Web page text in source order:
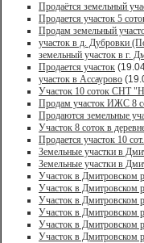
Продаётся земельный
Продается участок 5
Продам земельный
участок в д. Дубровки
земельный участок в г.
Продается участок
участок в Ассаурово
Участок 10 соток СНТ
Продам участок ИЖС 8
Продаются земельные
Участок 8 соток в
Продается участок 10
Земельные участки в
Земельные участки в
Участок в Дмитровском
Участок в Дмитровском
Участок в Дмитровском
Участок в Дмитровском
Участок в Дмитровском
Участок в Дмитровском